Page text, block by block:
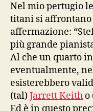
Nel mio pertugio
titani si affrontano
affermazione:
più grande
Al che un quarto
eventualmente,
esisterebbero
(tal)Jarrett Keith o